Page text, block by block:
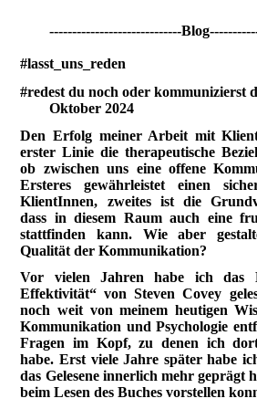
-----------------------------
#lasst_uns_reden
#redest du noch oder
Oktober 2024
Den Erfolg meiner Arbeit mit
erster Linie die therapeutische
ob zwischen uns eine offene
Ersteres gewährleistet einen
KlientInnen, zweites ist die
dass in diesem Raum auch eine
stattfinden kann. Wie aber
Qualität der Kommunikation?
Vor vielen Jahren habe ich das
Effektivität“ von Steven Covey
noch weit von meinem heutigen
Kommunikation und Psychologie
Fragen im Kopf, zu denen ich
habe. Erst viele Jahre später habe
das Gelesene innerlich mehr geprägt
beim Lesen des Buches vorstellen